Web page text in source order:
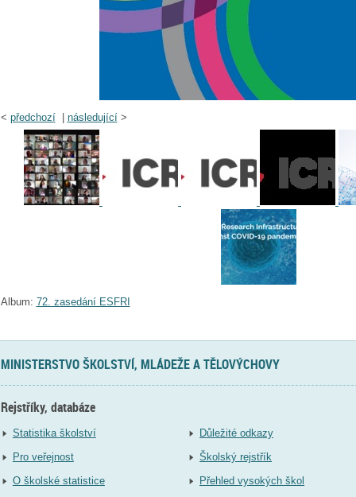
< předchozí| následující>
Album: 72. zasedání ESFRI
MINISTERSTVO ŠKOLSTVÍ, MLÁDEŽE A TĚLOVÝCHOVY
Rejstříky, databáze
Statistika školství
Pro veřejnost
O školské statistice
Důležité odkazy
Školský rejstřík
Přehled vysokých škol